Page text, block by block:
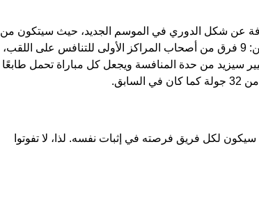
عن شكل الدوري في الموسم الجديد، حيث سيتكون من
سيزيد من حدة المنافسة ويجعل كل مباراة تحمل طابعًا
لكل فريق فرصته في إثبات نفسه. لذا، لا تفوتوا